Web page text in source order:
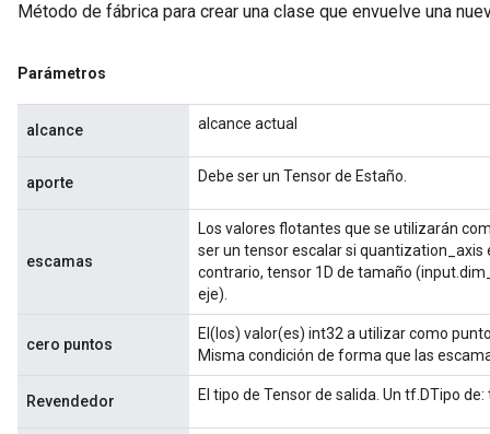
Método de fábrica para crear una clase que envuelve una
Parámetros
alcance alcance actual
aporte Debe ser un Tensor de Estaño.
escamas
Los valores flotantes que se utilizarán
ser un tensor escalar si
contrario, tensor 1D de tamaño
eje).
cero puntos
El(los) valor(es) int32 a utilizar como
Misma condición de forma que las
Revendedor El tipo de Tensor de salida. Un tf.DTipo